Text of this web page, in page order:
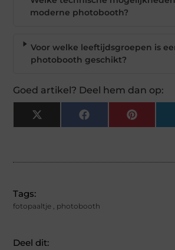
moderne photobooth?
Voor welke leeftijdsgroepen is
photobooth geschikt?
Goed artikel? Deel hem dan op:
X
(Twitter)
Facebook
Tags:
fotopaaltje photobooth
Deel dit: